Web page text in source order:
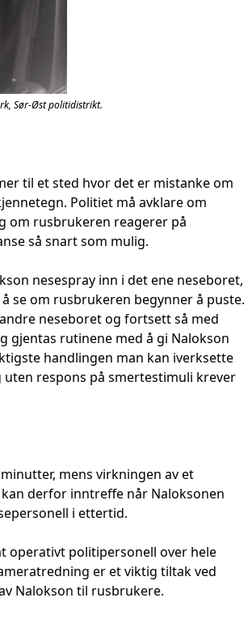
Sør-Øst politidistrikt.
til et sted hvor det er mistanke om
Politiet må avklare om
om rusbrukeren reagerer på
så snart som mulig.
nesespray inn i det ene neseboret,
se om rusbrukeren begynner å puste.
neseboret og fortsett så med
gjentas rutinene med å gi Nalokson
handlingen man kan iverksette
respons på smertestimuli krever
mens virkningen av et
derfor inntreffe når Naloksonen
i ettertid.
operativt politipersonell over hele
er et viktig tiltak ved
Nalokson til rusbrukere.